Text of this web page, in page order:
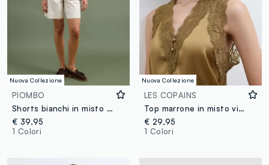
Nuova Collezione
PIOMBO
Shorts bianchi in misto lino e lyocell con ricami a contrasto regular fit
€ 39,95
1 Colori
Nuova Collezione
LES COPAINS
Top marrone in misto viscosa con pizzo
€ 29,95
1 Colori